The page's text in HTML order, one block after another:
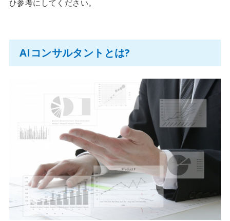
ひ参考にしてください。
AIコンサルタントとは?